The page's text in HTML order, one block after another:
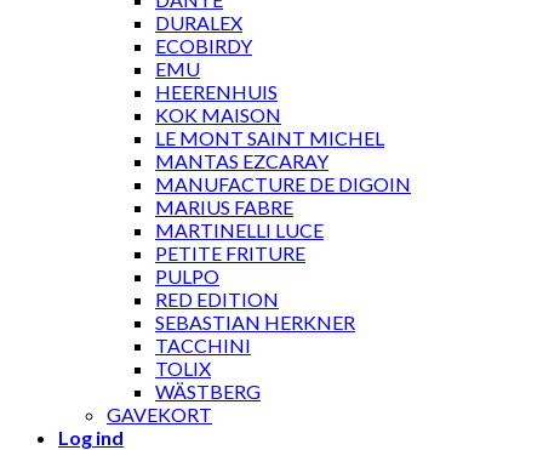
DURALEX
ECOBIRDY
EMU
HEERENHUIS
KOK MAISON
LE MONT SAINT MICHEL
MANTAS EZCARAY
MANUFACTURE DE DIGOIN
MARIUS FABRE
MARTINELLI LUCE
PETITE FRITURE
PULPO
RED EDITION
SEBASTIAN HERKNER
TACCHINI
TOLIX
WÄSTBERG
GAVEKORT
Log ind